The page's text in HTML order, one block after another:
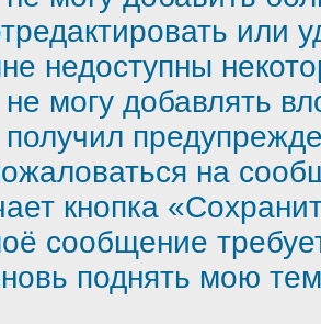
или
недоступны
могу добавлять
на
кнопка
сообщение
поднять мою